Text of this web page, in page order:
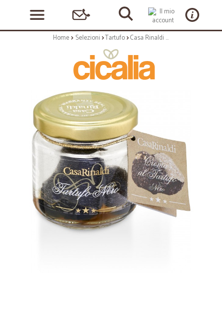
Home Selezioni Tartufo Casa Rinaldi Tartufo nero gr.30